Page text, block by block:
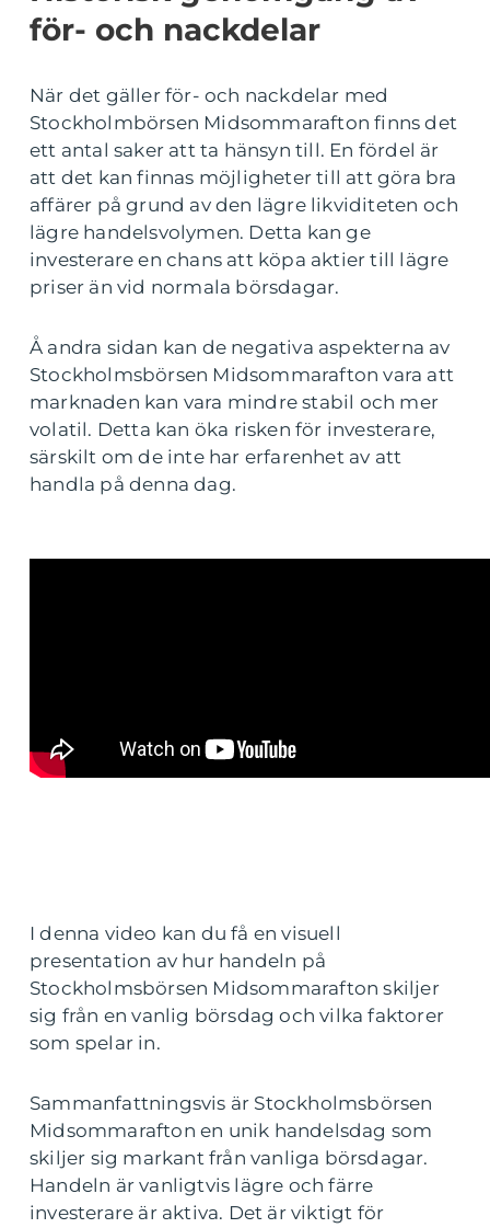
för- och nackdelar
När det gäller för- och nackdelar med
Stockholmbörsen Midsommarafton finns det
ett antal saker att ta hänsyn till. En fördel är
att det kan finnas möjligheter till att göra bra
affärer på grund av den lägre likviditeten och
lägre handelsvolymen. Detta kan ge
investerare en chans att köpa aktier till lägre
priser än vid normala börsdagar.
Å andra sidan kan de negativa aspekterna av
Stockholmsbörsen Midsommarafton vara att
marknaden kan vara mindre stabil och mer
volatil. Detta kan öka risken för investerare,
särskilt om de inte har erfarenhet av att
handla på denna dag.
I denna video kan du få en visuell
presentation av hur handeln på
Stockholmsbörsen Midsommarafton skiljer
sig från en vanlig börsdag och vilka faktorer
som spelar in.
Sammanfattningsvis är Stockholmsbörsen
Midsommarafton en unik handelsdag som
skiljer sig markant från vanliga börsdagar.
Handeln är vanligtvis lägre och färre
investerare är aktiva. Det är viktigt för